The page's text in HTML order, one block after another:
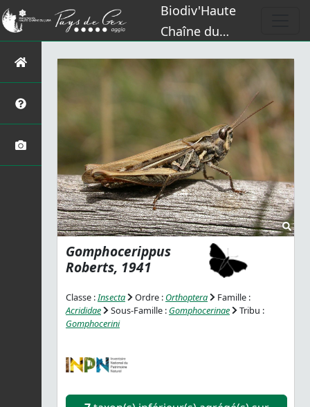
Biodiv'Haute
Chaîne du
Gomphocerippus
Roberts, 1941
Classe :Insecta Ordre : Orthoptera
Famille :
Acrididae
Sous-Famille : Gomphocerinae
Tribu :
Gomphocerini